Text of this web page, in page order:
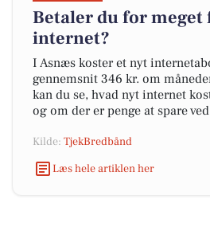
Betaler du for meget
internet?
I Asnæs koster et nyt
gennemsnit 346 kr. om
kan du se, hvad nyt internet
og om der er penge at spare
Kilde: TjekBredbånd
Læs hele artiklen her